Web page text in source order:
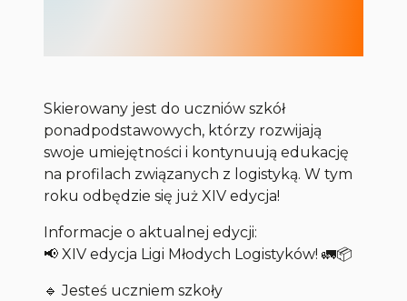
Skierowany jest do uczniów szkół
ponadpodstawowych, którzy rozwijają
swoje umiejętności i kontynuują edukację
na profilach związanych z logistyką. W tym
roku odbędzie się już XIV edycja!
Informacje o aktualnej edycji:
📢 XIV edycja Ligi Młodych Logistyków! 🚛📦
🔹 Jesteś uczniem szkoły